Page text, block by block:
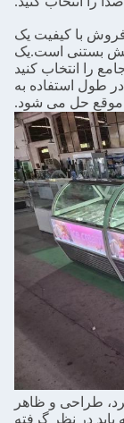
با کیفیت یک
بستنی است.یک
را انتخاب کنید
طول استفاده به
موقع حل می شود.
طراحی و ظاهر
در نظر گرفته